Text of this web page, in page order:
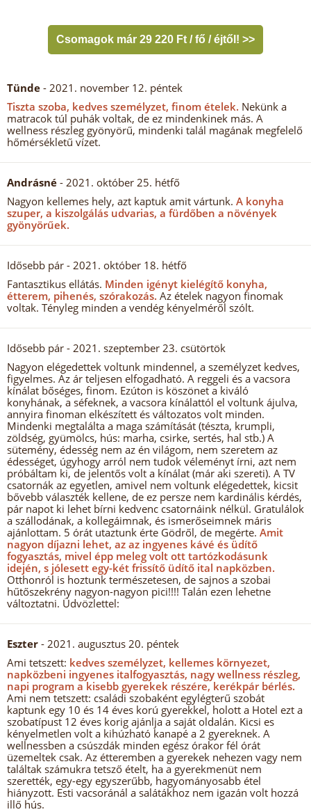
Csomagok már 29 220 Ft / fő / éjtől! >>
Tünde - 2021. november 12. péntek
Tiszta szoba, kedves személyzet, finom ételek. Nekünk a
matracok túl puhák voltak, de ez mindenkinek más. A
wellness részleg gyönyörű, mindenki talál magának megfelelő
hőmérsékletű vízet.
Andrásné - 2021. október 25. hétfő
Nagyon kellemes hely, azt kaptuk amit vártunk. A konyha
szuper, a kiszolgálás udvarias, a fürdőben a növények
gyönyörűek.
Idősebb pár - 2021. október 18. hétfő
Fantasztikus ellátás. Minden igényt kielégítő konyha,
étterem, pihenés, szórakozás. Az ételek nagyon finomak
voltak. Tényleg minden a vendég kényelméről szólt.
Idősebb pár - 2021. szeptember 23. csütörtök
Nagyon elégedettek voltunk mindennel, a személyzet kedves,
figyelmes. Az ár teljesen elfogadható. A reggeli és a vacsora
kínálat bőséges, finom. Ezúton is köszönet a kiváló
konyhának, a séfeknek, a vacsora kínálattól el voltunk ájulva,
annyira finoman elkészített és változatos volt minden.
Mindenki megtalálta a maga számítását (tészta, krumpli,
zöldség, gyümölcs, hús: marha, csirke, sertés, hal stb.) A
sütemény, édesség nem az én világom, nem szeretem az
édességet, úgyhogy arról nem tudok véleményt írni, azt nem
próbáltam ki, de jelentős volt a kínálat (már aki szereti). A TV
csatornák az egyetlen, amivel nem voltunk elégedettek, kicsit
bővebb választék kellene, de ez persze nem kardinális kérdés,
pár napot ki lehet bírni kedvenc csatornáink nélkül. Gratulálok
a szállodának, a kollegáimnak, és ismerőseimnek máris
ajánlottam. 5 órát utaztunk érte Gödről, de megérte. Amit
nagyon díjazni lehet, az az ingyenes kávé és üdítő
fogyasztás, mivel épp meleg volt ott tartózkodásunk
idején, s jólesett egy-két frissítő üdítő ital napközben.
Otthonról is hoztunk természetesen, de sajnos a szobai
hűtőszekrény nagyon-nagyon pici!!!! Talán ezen lehetne
változtatni. Üdvözlettel:
Eszter - 2021. augusztus 20. péntek
Ami tetszett: kedves személyzet, kellemes környezet,
napközbeni ingyenes italfogyasztás, nagy wellness részleg,
napi program a kisebb gyerekek részére, kerékpár bérlés.
Ami nem tetszett: családi szobaként egylégterű szobát
kaptunk egy 10 és 14 éves korú gyerekkel, holott a Hotel ezt a
szobatípust 12 éves korig ajánlja a saját oldalán. Kicsi es
kényelmetlen volt a kihúzható kanapé a 2 gyereknek. A
wellnessben a csúszdák minden egész órakor fél órát
üzemeltek csak. Az étteremben a gyerekek nehezen vagy nem
találtak számukra tetsző ételt, ha a gyerekmenüt nem
szerették, egy-egy egyszerűbb, hagyományosabb étel
hiányzott. Esti vacsoránál a salátákhoz nem igazán volt hozzá
illő hús.